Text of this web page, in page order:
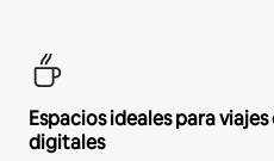
Espacios ideales para
digitales